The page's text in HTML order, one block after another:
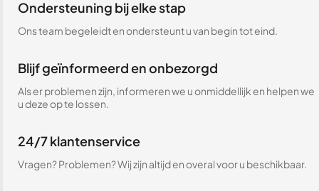
Ondersteuning bij elke stap
Ons team begeleidt en ondersteunt u van begin tot eind.
Blijf geïnformeerd en onbezorgd
Als er problemen zijn, informeren we u onmiddellijk en helpen we
u deze op te lossen.
24/7 klantenservice
Vragen? Problemen? Wij zijn altijd en overal voor u beschikbaar.